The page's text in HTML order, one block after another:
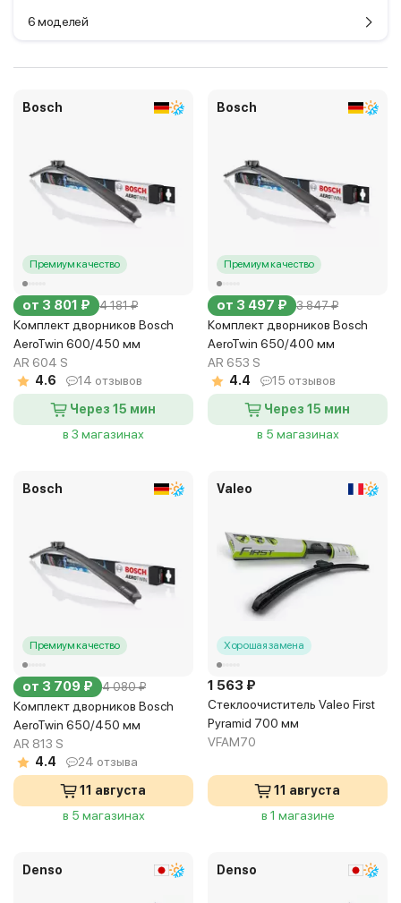
6 моделей
Bosch
Премиум качество
от 3 801 ₽ 4 181 ₽
Комплект дворников Bosch
AeroTwin 600/450 мм
AR 604 S
4.6
14 отзывов
Через 15 мин
в 3 магазинах
Bosch
Премиум качество
от 3 497 ₽ 3 847 ₽
Комплект дворников Bosch
AeroTwin 650/400 мм
AR 653 S
4.4
15 отзывов
Через 15 мин
в 5 магазинах
Bosch
Премиум качество
от 3 709 ₽ 4 080 ₽
Комплект дворников Bosch
AeroTwin 650/450 мм
AR 813 S
4.4
24 отзыва
11 августа
в 5 магазинах
Valeo
Хорошая замена
1 563 ₽
Стеклоочиститель Valeo First
Pyramid 700 мм
VFAM70
11 августа
в 1 магазине
Denso Denso